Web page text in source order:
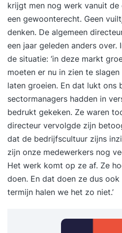
krijgt men nog werk vanuit
een gewoonterecht. Geen
denken. De algemeen
een jaar geleden anders over.
de situatie: ‘in deze markt
moeten er nu in zien te
laten groeien. En dat lukt ons
sectormanagers hadden in
bedrukt gekeken. Ze waren
directeur vervolgde zijn
dat de bedrijfscultuur zijns
zijn onze medewerkers nog
Het werk komt op ze af. Ze
doen. En dat doen ze dus
termijn halen we het zo niet.’